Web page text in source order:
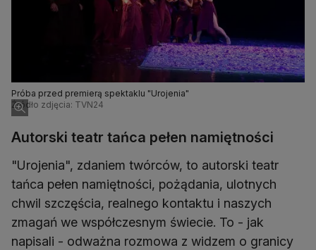
Próba przed premierą spektaklu "Urojenia"
Źródło zdjęcia: TVN24
Autorski teatr tańca pełen namiętności
"Urojenia", zdaniem twórców, to autorski teatr
tańca pełen namiętności, pożądania, ulotnych
chwil szczęścia, realnego kontaktu i naszych
zmagań we współczesnym świecie. To - jak
napisali - odważna rozmowa z widzem o granicy